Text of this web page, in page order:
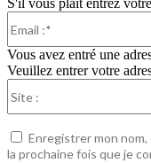
S'il vous plaît entrez
Vous avez entré une
Veuillez entrer votre
Enregistrer mon
la prochaine fois que je